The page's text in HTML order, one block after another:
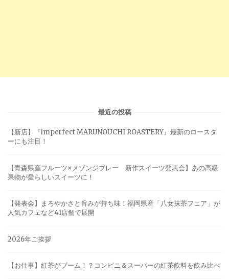
最近の投稿
【新店】『imperfect MARUNOUCHI ROASTERY』最新のロースタ
ーにも注目！
【青森県産フルーツ×メゾンジブレー 新作スイーツ発表会】あの高級
果物が愛らしいスイーツに！
【発表会】まろやかさと旨みが持ち味！福岡県産「八女抹茶フェア」が
人気カフェなど41店舗で展開
2026年ご挨拶
【お仕事】紅茶がブーム！？コンビニ＆スーパーの紅茶飲料を飲み比べ